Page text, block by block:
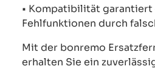
• Kompatibilität garantiert
Fehlfunktionen durch
Mit der bonremo
erhalten Sie ein